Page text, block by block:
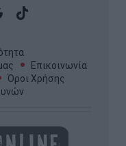
Επικοινωνία
Όροι Χρήσης